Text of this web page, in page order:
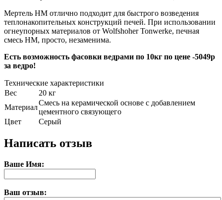
Мертель HM отлично подходит для быстрого возведения
теплонакопительных конструкций печей. При использовании
огнеупорных материалов от Wolfshoher Tonwerke, печная
смесь HM, просто, незаменима.
Есть возможность фасовки ведрами по 10кг по цене -5049р
за ведро!
Технические характеристики
Вес
20 кг
Материал
Смесь на керамической основе с добавлением
цементного связующего
Цвет
Серый
Написать отзыв
Ваше Имя:
Ваш отзыв: